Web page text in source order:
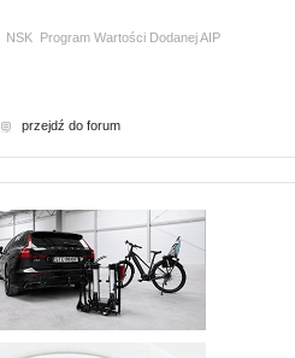
NSK Program Wartości Dodanej AIP
przejdź do forum